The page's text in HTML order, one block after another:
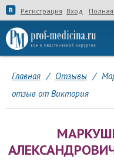
Регистрация Вход
Главная / Отзывы /
отзыв от Виктория